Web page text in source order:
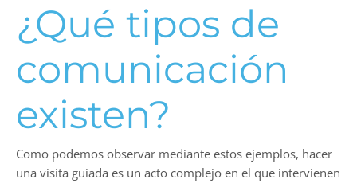
¿Qué tipos de
comunicación
existen?
Como podemos observar mediante estos ejemplos, hacer
una visita guiada es un acto complejo en el que intervienen